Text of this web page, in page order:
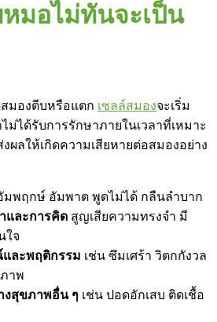
มอไม่ทันจะเป็น
สมองตีบหรือแตก เซลล์สมองจะเริ่ม
ม่ได้รับการรักษาภายในเวลาที่เหมาะ
งผลให้เกิดความเสียหายต่อสมองอย่าง
มพฤกษ์ อัมพาต พูดไม่ได้ กลืนลำบาก
และการคิด สูญเสียความทรงจำ มี
ใจ
ละพฤติกรรม เช่น ซึมเศร้า วิตกกังวล
าพ
งสุขภาพอื่น ๆ เช่น ปอดอักเสบ ติดเชื้อ